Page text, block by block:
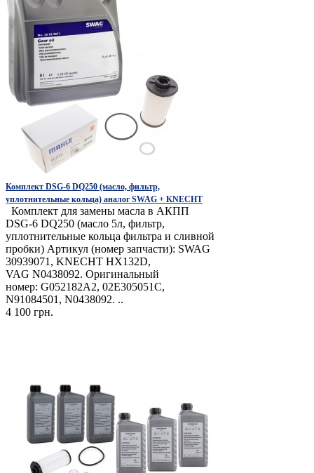
Комплект DSG-6 DQ250 (масло, фильтр,
уплотнительные кольца) аналог SWAG + KNECHТ
Комплект для замены масла в АКПП
DSG-6 DQ250 (масло 5л, фильтр,
уплотнительные кольца фильтра и сливной
пробки) Артикул (номер запчасти): SWAG
30939071, KNECHT HX132D,
VAG N0438092. Оригинальный
номер: G052182A2, 02E305051C,
N91084501, N0438092. ..
4 100 грн.